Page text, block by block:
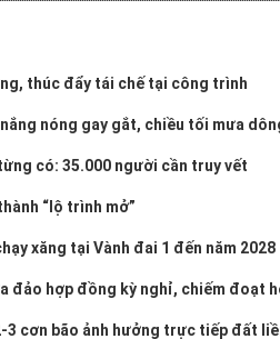
thúc đẩy tái chế tại công trình
nóng gay gắt, chiều tối mưa
có: 35.000 người cần truy vết
“lộ trình mở”
xăng tại Vành đai 1 đến năm 2028
đảo hợp đồng kỳ nghỉ, chiếm đoạt
cơn bão ảnh hưởng trực tiếp đất